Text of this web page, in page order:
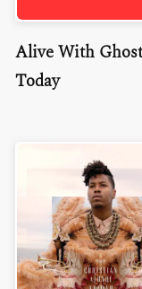
Alive With
Today